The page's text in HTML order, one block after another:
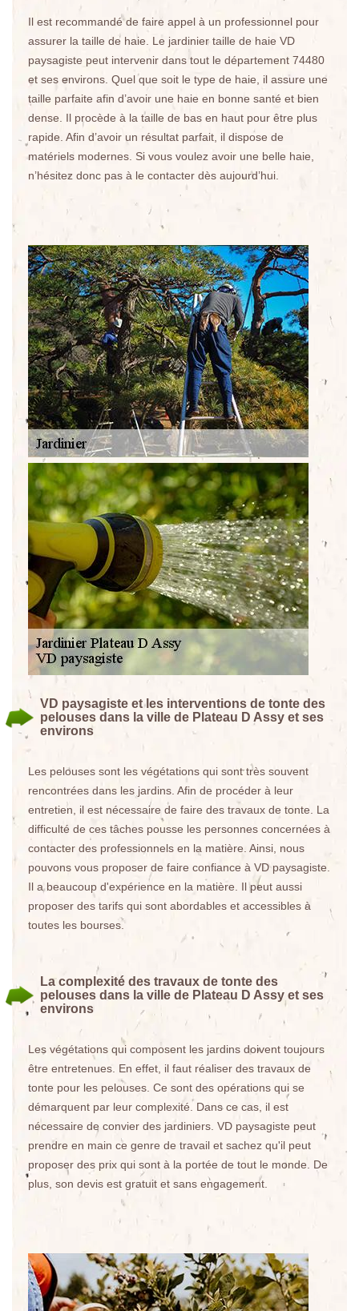
Il est recommandé de faire appel à un professionnel pour
assurer la taille de haie. Le jardinier taille de haie VD
paysagiste peut intervenir dans tout le département 74480
et ses environs. Quel que soit le type de haie, il assure une
taille parfaite afin d’avoir une haie en bonne santé et bien
dense. Il procède à la taille de bas en haut pour être plus
rapide. Afin d’avoir un résultat parfait, il dispose de
matériels modernes. Si vous voulez avoir une belle haie,
n’hésitez donc pas à le contacter dès aujourd’hui.
VD paysagiste et les interventions de tonte des
pelouses dans la ville de Plateau D Assy et ses
environs
Les pelouses sont les végétations qui sont très souvent
rencontrées dans les jardins. Afin de procéder à leur
entretien, il est nécessaire de faire des travaux de tonte. La
difficulté de ces tâches pousse les personnes concernées à
contacter des professionnels en la matière. Ainsi, nous
pouvons vous proposer de faire confiance à VD paysagiste.
Il a beaucoup d'expérience en la matière. Il peut aussi
proposer des tarifs qui sont abordables et accessibles à
toutes les bourses.
La complexité des travaux de tonte des
pelouses dans la ville de Plateau D Assy et ses
environs
Les végétations qui composent les jardins doivent toujours
être entretenues. En effet, il faut réaliser des travaux de
tonte pour les pelouses. Ce sont des opérations qui se
démarquent par leur complexité. Dans ce cas, il est
nécessaire de convier des jardiniers. VD paysagiste peut
prendre en main ce genre de travail et sachez qu'il peut
proposer des prix qui sont à la portée de tout le monde. De
plus, son devis est gratuit et sans engagement.